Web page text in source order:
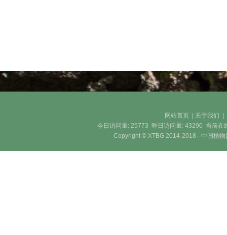
网站首页 关于我们
今日访问量:25773 昨日访问量:43290 当前在
Copyright © XTBG 2014-2018 - 中国